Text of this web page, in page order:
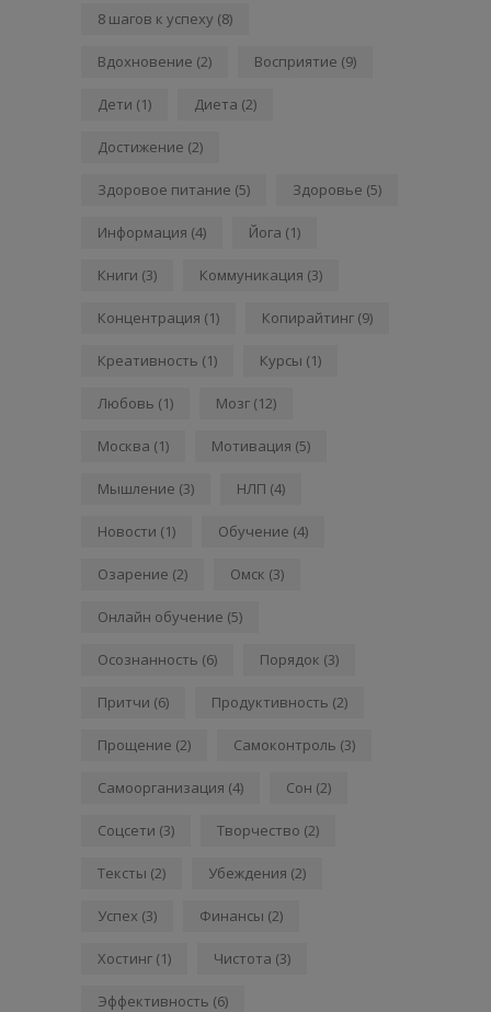
8 шагов к успеху (8)
Вдохновение (2) Восприятие (9)
Дети (1) Диета (2)
Достижение (2)
Здоровое питание (5) Здоровье (5)
Информация (4) Йога (1)
Книги (3) Коммуникация (3)
Концентрация (1) Копирайтинг (9)
Креативность (1) Курсы (1)
Любовь (1) Мозг (12)
Москва (1) Мотивация (5)
Мышление (3) НЛП (4)
Новости (1) Обучение (4)
Озарение (2) Омск (3)
Онлайн обучение (5)
Осознанность (6) Порядок (3)
Притчи (6) Продуктивность (2)
Прощение (2) Самоконтроль (3)
Самоорганизация (4) Сон (2)
Соцсети (3) Творчество (2)
Тексты (2) Убеждения (2)
Успех (3) Финансы (2)
Хостинг (1) Чистота (3)
Эффективность (6)